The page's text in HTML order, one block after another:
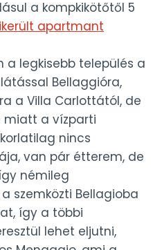
a kompkikötőtől 5
apartmant
a legkisebb település a
Bellaggióra,
a Villa Carlottától, de
miatt a vízparti
nincs
van pár étterem, de
némileg
szemközti Bellagioba
így a többi
lehet eljutni,